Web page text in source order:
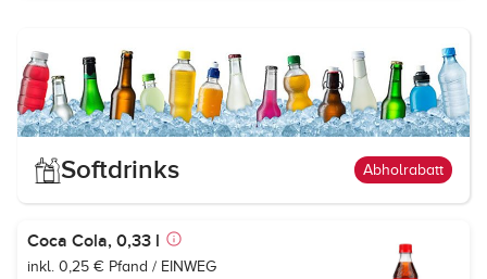
Softdrinks Abholrabatt
Coca Cola, 0,33 l
inkl. 0,25 € Pfand / EINWEG